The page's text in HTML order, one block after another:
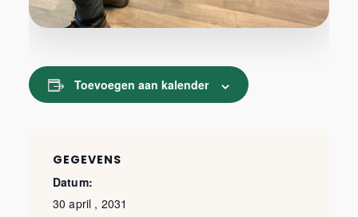
Toevoegen aan kalender
GEGEVENS
Datum:
30 april , 2031